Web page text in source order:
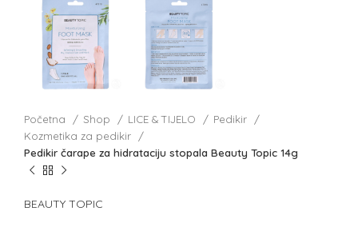
Početna Shop LICE & TIJELO
Pedikir
Kozmetika za pedikir
Pedikir čarape za hidrataciju stopala Beauty Topic 14g
BEAUTY TOPIC